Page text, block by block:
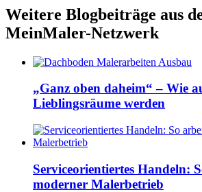
Weitere Blogbeiträge aus
MeinMaler-Netzwerk
„Ganz oben daheim“ – Wie
Lieblingsräume werden
Serviceorientiertes Handeln:
moderner Malerbetrieb